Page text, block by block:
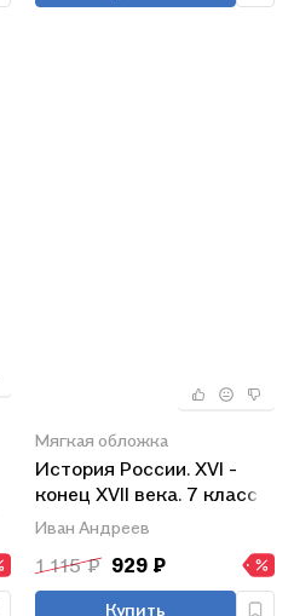
Бовыкин
Мягкая обложка
История России. XVI -
конец XVII века. 7 класс.
Учебник
Иван Андреев
1 115 ₽ 929 ₽
Купить